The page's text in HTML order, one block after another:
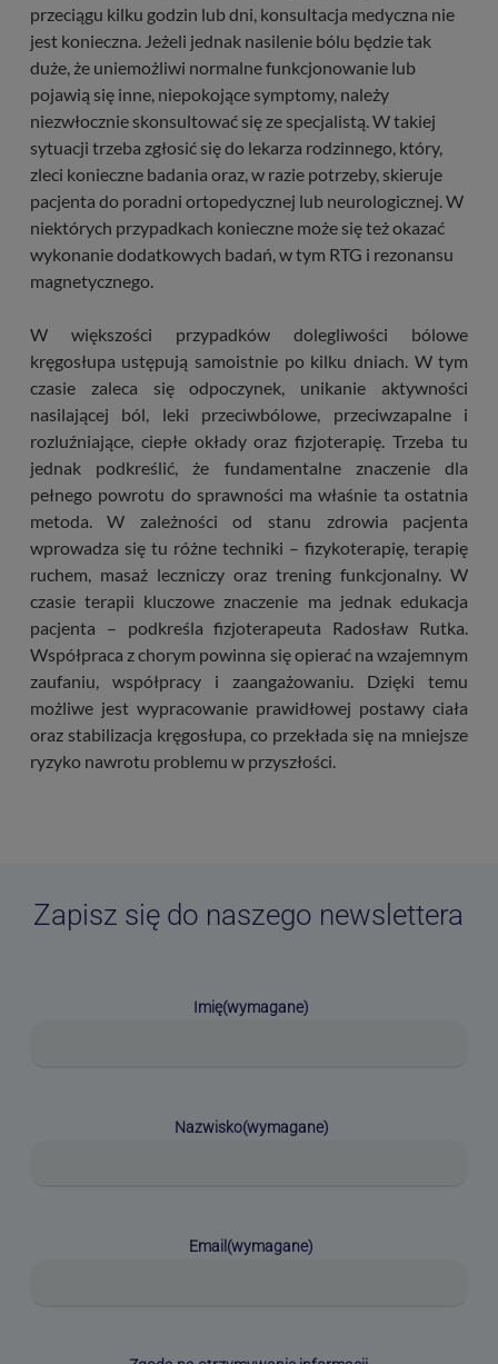
przeciągu kilku godzin lub dni, konsultacja medyczna nie
jest konieczna. Jeżeli jednak nasilenie bólu będzie tak
duże, że uniemożliwi normalne funkcjonowanie lub
pojawią się inne, niepokojące symptomy, należy
niezwłocznie skonsultować się ze specjalistą. W takiej
sytuacji trzeba zgłosić się do lekarza rodzinnego, który,
zleci konieczne badania oraz, w razie potrzeby, skieruje
pacjenta do poradni ortopedycznej lub neurologicznej. W
niektórych przypadkach konieczne może się też okazać
wykonanie dodatkowych badań, w tym RTG i rezonansu
magnetycznego.
W większości przypadków dolegliwości bólowe
kręgosłupa ustępują samoistnie po kilku dniach. W tym
czasie zaleca się odpoczynek, unikanie aktywności
nasilającej ból, leki przeciwbólowe, przeciwzapalne i
rozluźniające, ciepłe okłady oraz fizjoterapię. Trzeba tu
jednak podkreślić, że fundamentalne znaczenie dla
pełnego powrotu do sprawności ma właśnie ta ostatnia
metoda. W zależności od stanu zdrowia pacjenta
wprowadza się tu różne techniki – fizykoterapię, terapię
ruchem, masaż leczniczy oraz trening funkcjonalny. W
czasie terapii kluczowe znaczenie ma jednak edukacja
pacjenta – podkreśla fizjoterapeuta Radosław Rutka.
Współpraca z chorym powinna się opierać na wzajemnym
zaufaniu, współpracy i zaangażowaniu. Dzięki temu
możliwe jest wypracowanie prawidłowej postawy ciała
oraz stabilizacja kręgosłupa, co przekłada się na mniejsze
ryzyko nawrotu problemu w przyszłości.
Zapisz się do naszego newslettera
Imię(wymagane)
Nazwisko(wymagane)
Email (wymagane)